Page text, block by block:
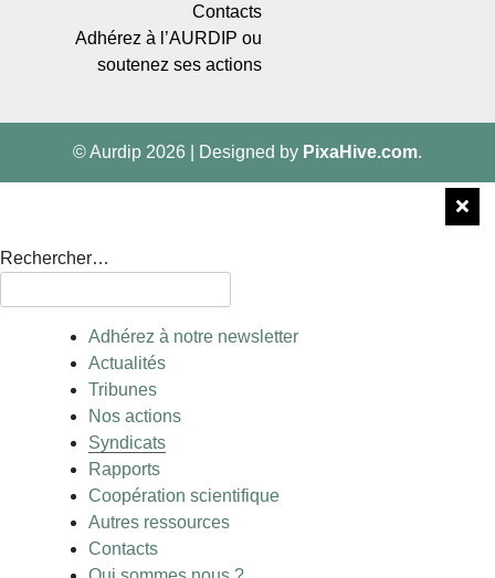
Contacts
Adhérez à l’AURDIP ou
soutenez ses actions
© Aurdip 2026 Designed by PixaHive.com.
Rechercher…
Adhérez à notre newsletter
Actualités
Tribunes
Nos actions
Syndicats
Rapports
Coopération scientifique
Autres ressources
Contacts